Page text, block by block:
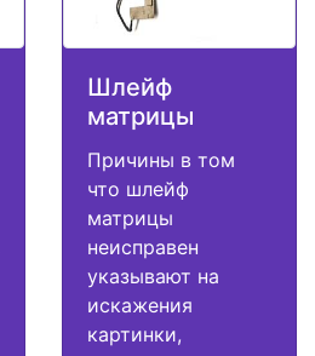
Шлейф
матрицы
Причины в том
что шлейф
матрицы
неисправен
указывают на
искажения
картинки,